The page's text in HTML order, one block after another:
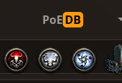
PoEDB